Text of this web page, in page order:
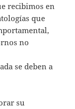
recibimos en
que
no
se deben a
su